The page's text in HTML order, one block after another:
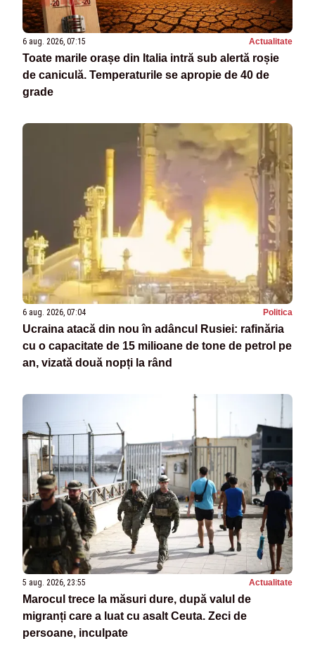
6 aug. 2026, 07:15 Actualitate
Toate marile orașe din Italia intră sub alertă roșie
de caniculă. Temperaturile se apropie de 40 de
grade
6 aug. 2026, 07:04 Politica
Ucraina atacă din nou în adâncul Rusiei: rafinăria
cu o capacitate de 15 milioane de tone de petrol pe
an, vizată două nopți la rând
5 aug. 2026, 23:55 Actualitate
Marocul trece la măsuri dure, după valul de
migranți care a luat cu asalt Ceuta. Zeci de
persoane, inculpate